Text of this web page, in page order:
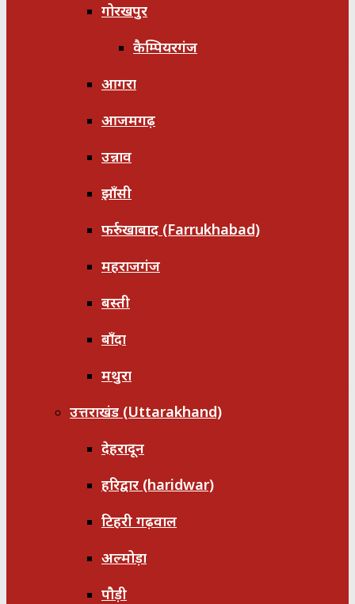
गोरखपुर
कैम्पियरगंज
आगरा
आजमगढ़
उन्नाव
झाँसी
फर्रुखाबाद (Farrukhabad)
महराजगंज
बस्ती
बाँदा
मथुरा
उत्तराखंड (Uttarakhand)
देहरादून
हरिद्वार (haridwar)
टिहरी गढ़वाल
अल्मोड़ा
पौड़ी